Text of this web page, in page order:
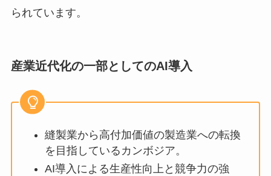
られています。
産業近代化の一部としてのAI導入
縫製業から高付加価値の製造業への転換
を目指しているカンボジア。
AI導入による生産性向上と競争力の強